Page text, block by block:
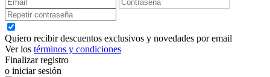
Quiero recibir descuentos exclusivos y novedades por email
Ver los términos y condiciones
Finalizar registro
o iniciar sesión